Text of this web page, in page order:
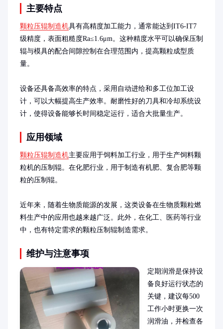
主要特点
颗粒压辊制造机具有高精度加工能力，通常能达到IT6-IT7
级精度，表面粗糙度Ra≤1.6μm。这种精度水平可以确保压制
辊与模具的配合间隙控制在合理范围内，提高颗粒成型质
量。
设备还具备高效率的特点，采用自动进给和多工位加工设
计，可以大幅提高生产效率。耐磨性好的刀具和冷却系统设
计，使得设备能够长时间稳定运行，适合大批量生产。
应用领域
颗粒压辊制造机主要应用于饲料加工行业，用于生产饲料颗
粒机的压制辊。在化肥行业，用于制造有机肥、复合肥等颗
粒的压制辊。
近年来，随着生物质能源的发展，这类设备在生物质颗粒燃
料生产中的应用也越来越广泛。此外，在化工、医药等行业
中，也有特定需求的颗粒压制辊制造需求。
维护与注意事项
定期润滑是保持设
备良好运行状态的
关键，建议每500
工作小时更换一次
润滑油，并检查各